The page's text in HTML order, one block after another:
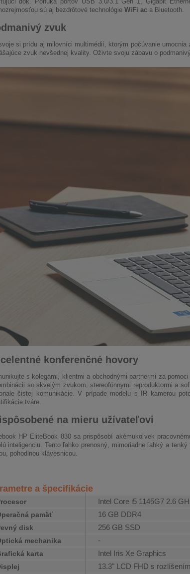
sú aj bezdrôtové technológie WiFi aca Bluetooth.
zvuk
si prídu aj milovníci multimédií, ktorým počúvanie
zvuk nevšednej kvality. Oživte svoju zábavu o
konferenčné hovory
s kolegami, klientmi a obchodnými partnermi za
so skvelým zvukom, stereofónnymi reproduktormi a
čistej komunikácie. V prípade modelu s IR kamerou
tváre.
na mieru užívateľovi
HP EliteBook 830 sa prispôsobí akémukoľvek
inteligenciu. Tento ľahko prenosný, mimoriadne ľahký a
pohodlnou klávesnicou.
a špecifikácie
Intel Core i5 1145G7 2.6
pamäť 16 GB DDR4
disk 256 GB SSD
mechanika -
karta Intel Iris Xe Graphics
13.3" LCD FHD s